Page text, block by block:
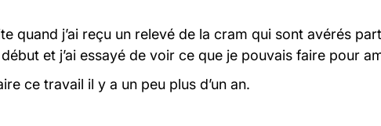
quand j’ai reçu un relevé de la cram qui sont avérés
et j’ai essayé de voir ce que je pouvais faire pour
ce travail il y a un peu plus d’un an.